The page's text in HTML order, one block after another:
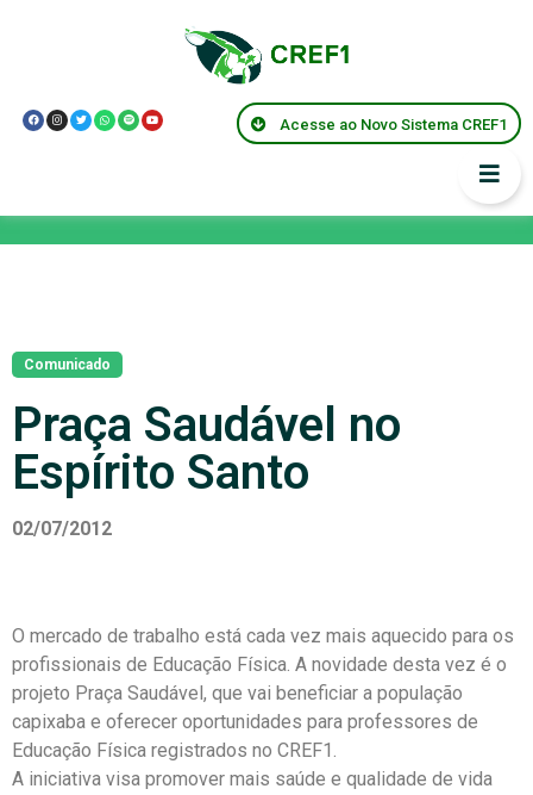
Acesse ao Novo Sistema CREF1
Comunicado
Praça Saudável no
Espírito Santo
02/07/2012
O mercado de trabalho está cada vez mais aquecido para os
profissionais de Educação Física. A novidade desta vez é o
projeto Praça Saudável, que vai beneficiar a população
capixaba e oferecer oportunidades para professores de
Educação Física registrados no CREF1.
A iniciativa visa promover mais saúde e qualidade de vida